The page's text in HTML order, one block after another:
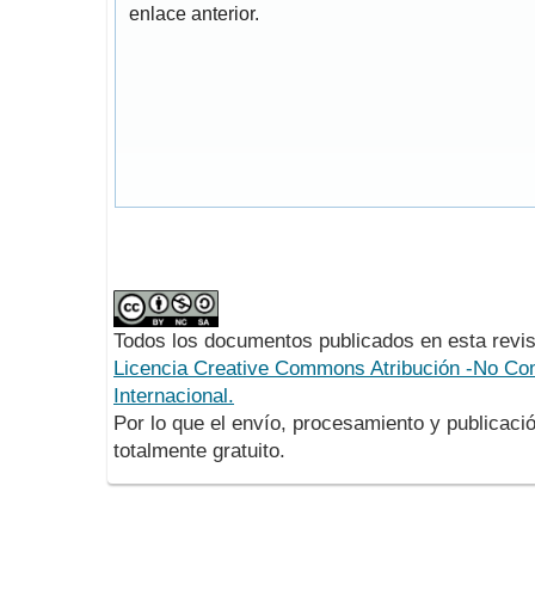
enlace anterior.
Todos los documentos publicados en esta
Licencia Creative Commons Atribución -No
Internacional.
Por lo que el envío, procesamiento y
totalmente gratuito.